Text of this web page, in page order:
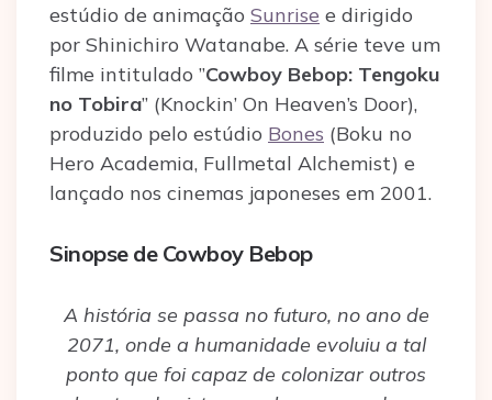
estúdio de animação Sunrise e dirigido
por Shinichiro Watanabe. A série teve um
filme intitulado ”Cowboy Bebop: Tengoku
no Tobira” (Knockin’ On Heaven’s Door),
produzido pelo estúdio Bones (Boku no
Hero Academia, Fullmetal Alchemist) e
lançado nos cinemas japoneses em 2001.
Sinopse de Cowboy Bebop
A história se passa no futuro, no ano de
2071, onde a humanidade evoluiu a tal
ponto que foi capaz de colonizar outros